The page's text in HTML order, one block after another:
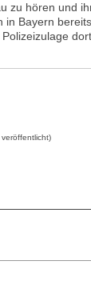
zu hören und
Bayern